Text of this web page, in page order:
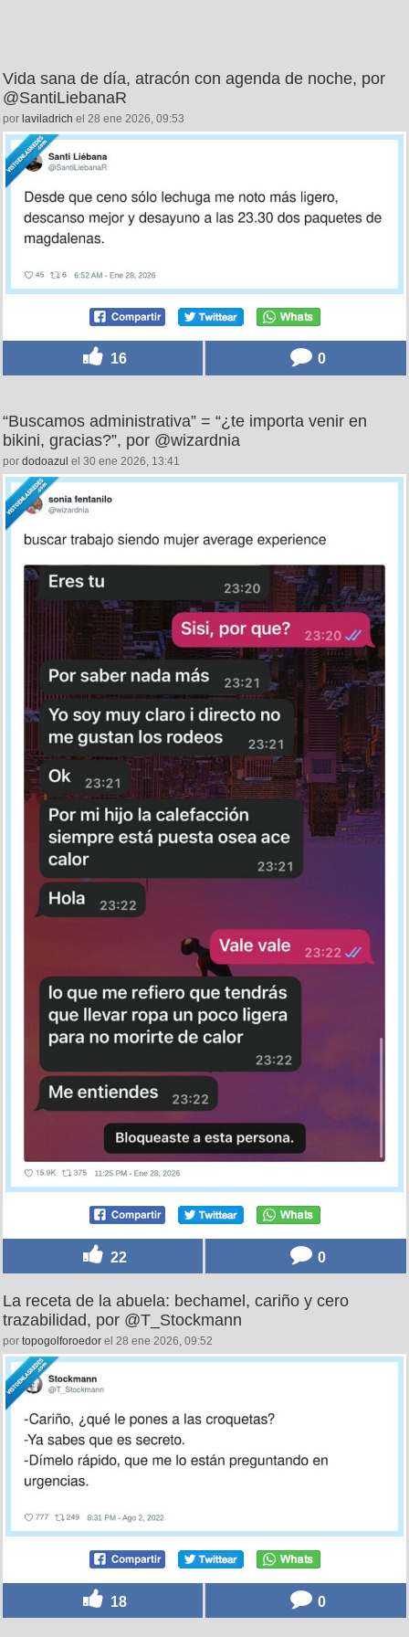
Vida sana de día, atracón con agenda de noche, por
@SantiLiebanaR
por laviladrich el 28 ene 2026, 09:53
16 0
“Buscamos administrativa” = “¿te importa venir en
bikini, gracias?”, por @wizardnia
por dodoazul el 30 ene 2026, 13:41
22 0
La receta de la abuela: bechamel, cariño y cero
trazabilidad, por @T_Stockmann
por topogolforoedor el 28 ene 2026, 09:52
18 0